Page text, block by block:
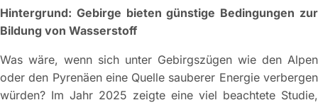
Hintergrund: Gebirge bieten günstige Bedingungen zur
Bildung von Wasserstoff
Was wäre, wenn sich unter Gebirgszügen wie den Alpen
oder den Pyrenäen eine Quelle sauberer Energie verbergen
würden? Im Jahr 2025 zeigte eine viel beachtete Studie,